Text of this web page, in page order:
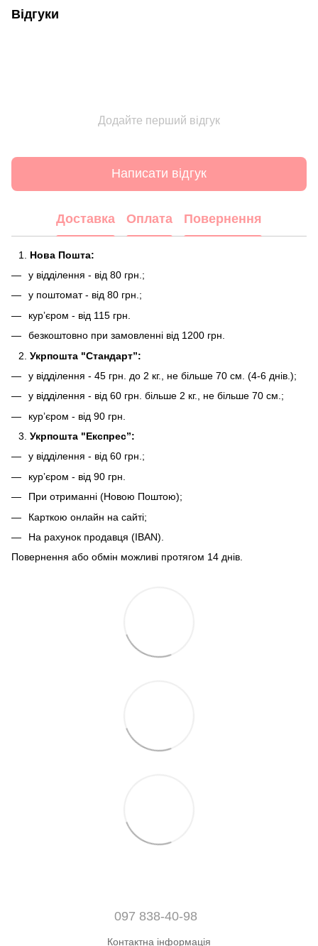
Відгуки
Додайте перший відгук
Написати відгук
Доставка Оплата Повернення
Нова Пошта:
у відділення - від 80 грн.;
у поштомат - від 80 грн.;
курʼєром - від 115 грн.
безкоштовно при замовленні від 1200 грн.
Укрпошта "Стандарт”:
у відділення - 45 грн. до 2 кг., не більше 70 см. (4-6 днів.);
у відділення - від 60 грн. більше 2 кг., не більше 70 см.;
курʼєром - від 90 грн.
Укрпошта "Експрес”:
у відділення - від 60 грн.;
курʼєром - від 90 грн.
При отриманні (Новою Поштою);
Карткою онлайн на сайті;
На рахунок продавця (IBAN).
Повернення або обмін можливі протягом 14 днів.
097 838-40-98
Контактна інформація